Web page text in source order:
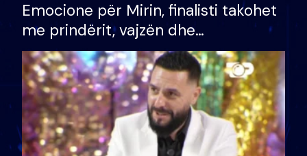
Emocione për Mirin, finalisti takohet
me prindërit, vajzën dhe
bashkëshorten: S’kemi ndonjë letër
divorci apo jo?